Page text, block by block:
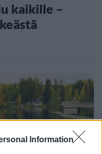
Information
kaikille –